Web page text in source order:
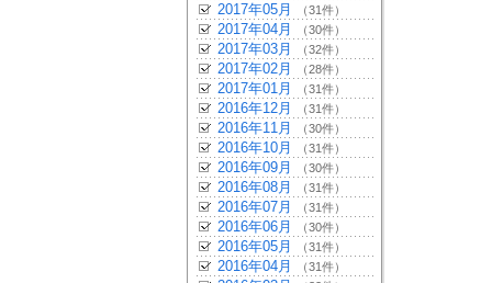
2017年05月 （31件）
2017年04月 （30件）
2017年03月 （32件）
2017年02月 （28件）
2017年01月 （31件）
2016年12月 （31件）
2016年11月 （30件）
2016年10月 （31件）
2016年09月 （30件）
2016年08月 （31件）
2016年07月 （31件）
2016年06月 （30件）
2016年05月 （31件）
2016年04月 （31件）